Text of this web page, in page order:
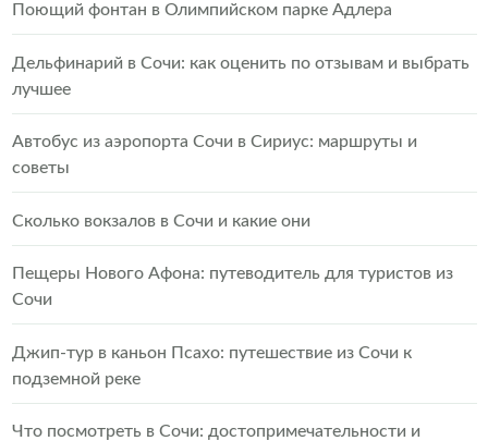
Поющий фонтан в Олимпийском парке Адлера
Дельфинарий в Сочи: как оценить по отзывам и выбрать
лучшее
Автобус из аэропорта Сочи в Сириус: маршруты и
советы
Сколько вокзалов в Сочи и какие они
Пещеры Нового Афона: путеводитель для туристов из
Сочи
Джип-тур в каньон Псахо: путешествие из Сочи к
подземной реке
Что посмотреть в Сочи: достопримечательности и